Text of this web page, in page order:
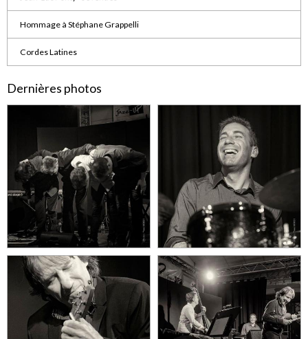
Hommage à Stéphane Grappelli
Cordes Latines
Dernières photos